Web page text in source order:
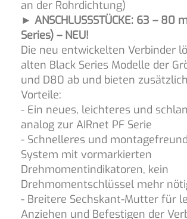
an der Rohrdichtung)
► ANSCHLUSSSTÜCKE: 63 – 80
Series) – NEU!
Die neu entwickelten Verbinder
alten Black Series Modelle der
und D80 ab und bieten
Vorteile:
- Ein neues, leichteres und
analog zur AIRnet PF Serie
- Schnelleres und
System mit vormarkierten
Drehmomentindikatoren, kein
Drehmomentschlüssel mehr
- Breitere Sechskant-Mutter für
Anziehen und Befestigen der